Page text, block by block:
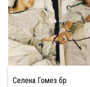
Селена Гомез бөөр